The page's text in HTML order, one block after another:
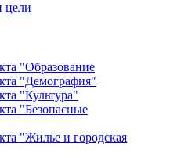
цели
"Образование
"Демография"
"Культура"
"Безопасные
"Жилье и городская